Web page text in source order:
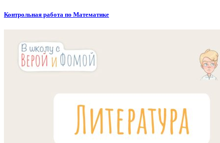
Контрольная работа по Математике